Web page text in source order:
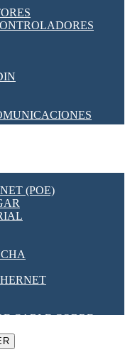
DE CORRIENTE
PROGRAMABLES
[VDF]
(POE)
CABLE COBRE